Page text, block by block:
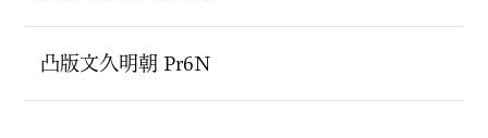
凸版文久明朝 Pr6N